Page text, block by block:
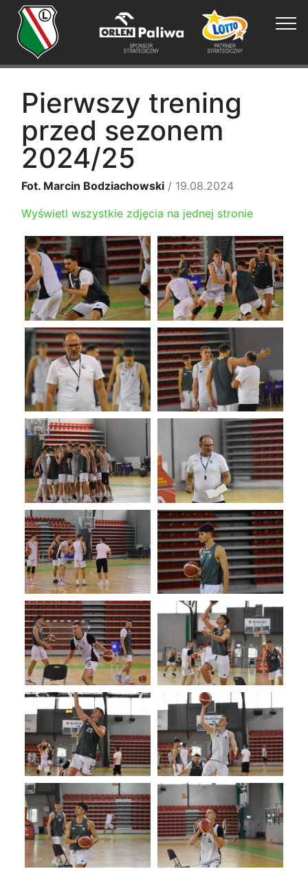
Pierwszy trening
przed sezonem
2024/25
Fot. Marcin Bodziachowski / 19.08.2024
Wyświetl wszystkie zdjęcia na jednej stronie